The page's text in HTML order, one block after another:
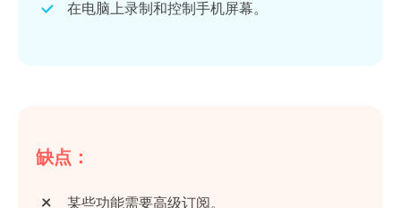
在电脑上录制和控制手机屏幕。
缺点：
某些功能需要高级订阅。